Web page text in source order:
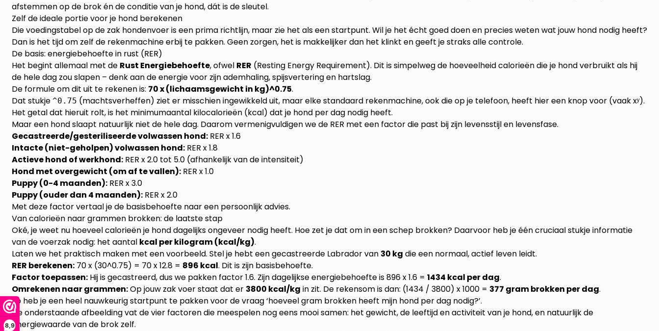
8,9
afstemmen op de brok én de conditie van je hond, dát is de sleutel.
Zelf de ideale portie voor je hond berekenen
Die voedingstabel op de zak hondenvoer is een prima richtlijn, maar zie het als een startpunt. Wil je het écht goed doen en precies weten wat jouw hond nodig heeft?
Dan is het tijd om zelf de rekenmachine erbij te pakken. Geen zorgen, het is makkelijker dan het klinkt en geeft je straks alle controle.
De basis: energiebehoefte in rust (RER)
Het begint allemaal met de Rust Energiebehoefte, ofwel RER (Resting Energy Requirement). Dit is simpelweg de hoeveelheid calorieën die je hond verbruikt als hij
de hele dag zou slapen – denk aan de energie voor zijn ademhaling, spijsvertering en hartslag.
De formule om dit uit te rekenen is: 70 x (lichaamsgewicht in kg)^0.75.
Dat stukje ^0.75 (machtsverheffen) ziet er misschien ingewikkeld uit, maar elke standaard rekenmachine, ook die op je telefoon, heeft hier een knop voor (vaak xʸ).
Het getal dat hieruit rolt, is het minimumaantal kilocalorieën (kcal) dat je hond per dag nodig heeft.
Maar een hond slaapt natuurlijk niet de hele dag. Daarom vermenigvuldigen we de RER met een factor die past bij zijn levensstijl en levensfase.
Gecastreerde/gesteriliseerde volwassen hond: RER x 1.6
Intacte (niet-geholpen) volwassen hond: RER x 1.8
Actieve hond of werkhond: RER x 2.0 tot 5.0 (afhankelijk van de intensiteit)
Hond met overgewicht (om af te vallen): RER x 1.0
Puppy (0-4 maanden): RER x 3.0
Puppy (ouder dan 4 maanden): RER x 2.0
Met deze factor vertaal je de basisbehoefte naar een persoonlijk advies.
Van calorieën naar grammen brokken: de laatste stap
Oké, je weet nu hoeveel calorieën je hond dagelijks ongeveer nodig heeft. Hoe zet je dat om in een schep brokken? Daarvoor heb je één cruciaal stukje informatie
van de voerzak nodig: het aantal kcal per kilogram (kcal/kg).
Laten we het praktisch maken met een voorbeeld. Stel je hebt een gecastreerde Labrador van 30 kg die een normaal, actief leven leidt.
RER berekenen: 70 x (30^0.75) = 70 x 12.8 = 896 kcal. Dit is zijn basisbehoefte.
Factor toepassen: Hij is gecastreerd, dus we pakken factor 1.6. Zijn dagelijkse energiebehoefte is 896 x 1.6 = 1434 kcal per dag.
Omrekenen naar grammen:Op jouw zak voer staat dat er 3800 kcal/kg in zit. De rekensom is dan: (1434 / 3800) x 1000 = 377 gram brokken per dag.
Zo heb je een heel nauwkeurig startpunt te pakken voor de vraag ‘hoeveel gram brokken heeft mijn hond per dag nodig?’.
De onderstaande afbeelding vat de vier factoren die meespelen nog eens mooi samen: het gewicht, de leeftijd en activiteit van je hond, en natuurlijk de
energiewaarde van de brok zelf.